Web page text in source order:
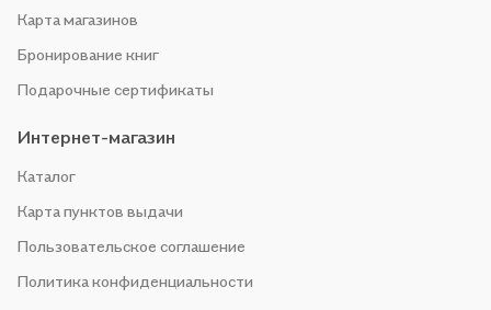
Карта магазинов
Бронирование книг
Подарочные сертификаты
Интернет-магазин
Каталог
Карта пунктов выдачи
Пользовательское соглашение
Политика конфиденциальности